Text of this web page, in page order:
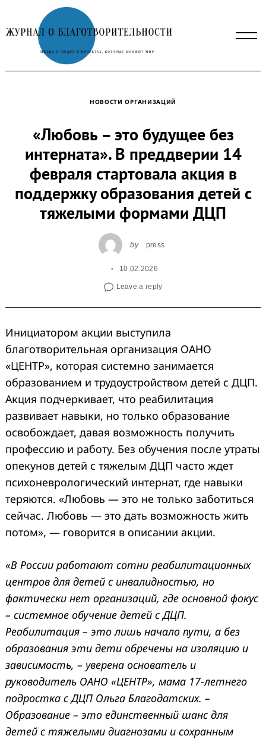
to
content
НОВОСТИ ОРГАНИЗАЦИЙ
«Любовь – это будущее без
интерната». В преддверии 14
февраля стартовала акция в
поддержку образования детей с
тяжелыми формами ДЦП
by press
10.02.2026
Leave a reply
Инициатором акции выступила
благотворительная организация ОАНО
«ЦЕНТР», которая системно занимается
образованием и трудоустройством детей с ДЦП.
Акция подчеркивает, что реабилитация
развивает навыки, но только образование
освобождает, давая возможность получить
профессию и работу. Без обучения после утраты
опекунов детей с тяжелым ДЦП часто ждет
психоневрологический интернат, где навыки
теряются. «Любовь — это не только заботиться
сейчас. Любовь — это дать возможность жить
потом», — говорится в описании акции.
«В России работают сотни реабилитационных
центров для детей с инвалидностью, но
фактически нет организаций, где основной фокус
– системное обучение детей с ДЦП.
Реабилитация – это лишь начало пути, а без
образования эти дети обречены на изоляцию и
зависимость, – уверена основатель и
руководитель ОАНО «ЦЕНТР», мама 17-летнего
подростка с ДЦП Ольга Благодатских. –
Образование – это единственный шанс для
детей с тяжелыми диагнозами и сохранным